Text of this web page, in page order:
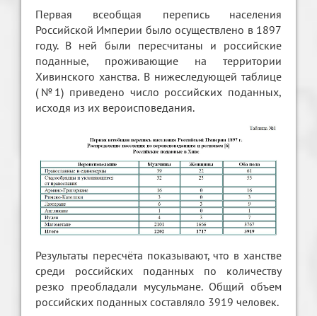
Первая всеобщая перепись населения
Российской Империи было осуществлено в 1897
году. В ней были пересчитаны и российские
поданные, проживающие на территории
Хивинского ханства. В нижеследующей таблице
(№1) приведено число российских поданных,
исходя из их вероисповедания.
Результаты пересчёта показывают, что в ханстве
среди российских поданных по количеству
резко преобладали мусульмане. Общий объем
российских поданных составляло 3919 человек.